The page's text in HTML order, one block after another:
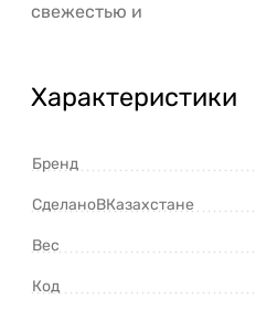
свежестью и
Характеристики
Бренд
СделаноВКазахстане
Вес
Код